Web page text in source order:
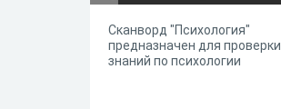
Сканворд "Психология"
предназначен для проверки
знаний по психологии